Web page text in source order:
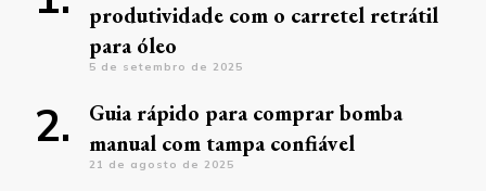
produtividade com o carretel retrátil
para óleo
5 de setembro de 2025
Guia rápido para comprar bomba
manual com tampa confiável
21 de agosto de 2025